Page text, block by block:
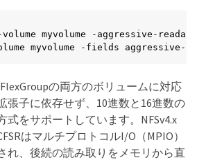
myvolume -aggressive-
myvolume -fields aggressive-
の両方のボリュームに対応
張子に依存せず、10進数と16進数の
式をサポートしています。NFSv4.x
はマルチプロトコルI/O（MPIO）
れ、後続の読み取りをメモリから直